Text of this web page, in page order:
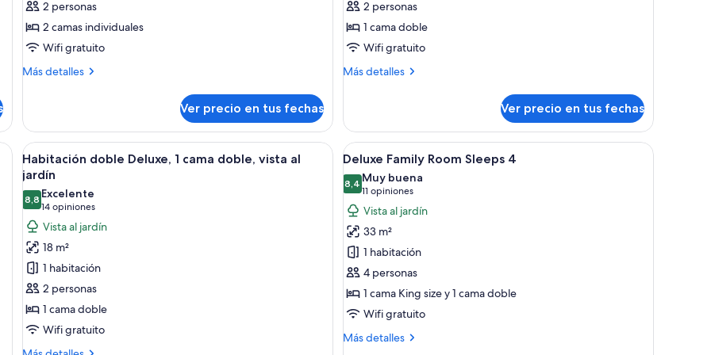
Habitación
estándar
con
2
2 personas
2 camas individuales
Wifi gratuito
Más detalles
Más
estándar
con
2
camas
individuales
Ver precio en tus fechas
Habitación
doble
estándar
2 personas
1 cama doble
Wifi gratuito
Más detalles
Más
doble
estándar
Ver precio en tus fechas
camas, un escritorio, una silla y una mesita.
Ver
todas
las
fotos
de
Habitación
doble
Deluxe,
1
cama
doble,
vista
5
Habitación doble Deluxe, 1 cama doble, vista al
jardín
8,88,8 de 10
Excelente
14 opiniones
(14
opiniones)
Vista al jardín
18 m²
1 habitación
2 personas
1 cama doble
Wifi gratuito
Ver
todas
las
fotos
de
Deluxe
Family
Room
Sleeps
4
Ropa de cama hipoalergénica y caja de
10
Deluxe Family Room Sleeps 4
8,48,4 de 10
Muy buena
11 opiniones
(11
opiniones)
Vista al jardín
33 m²
1 habitación
4 personas
1 cama King size y 1 cama doble
Wifi gratuito
Más detalles
Más